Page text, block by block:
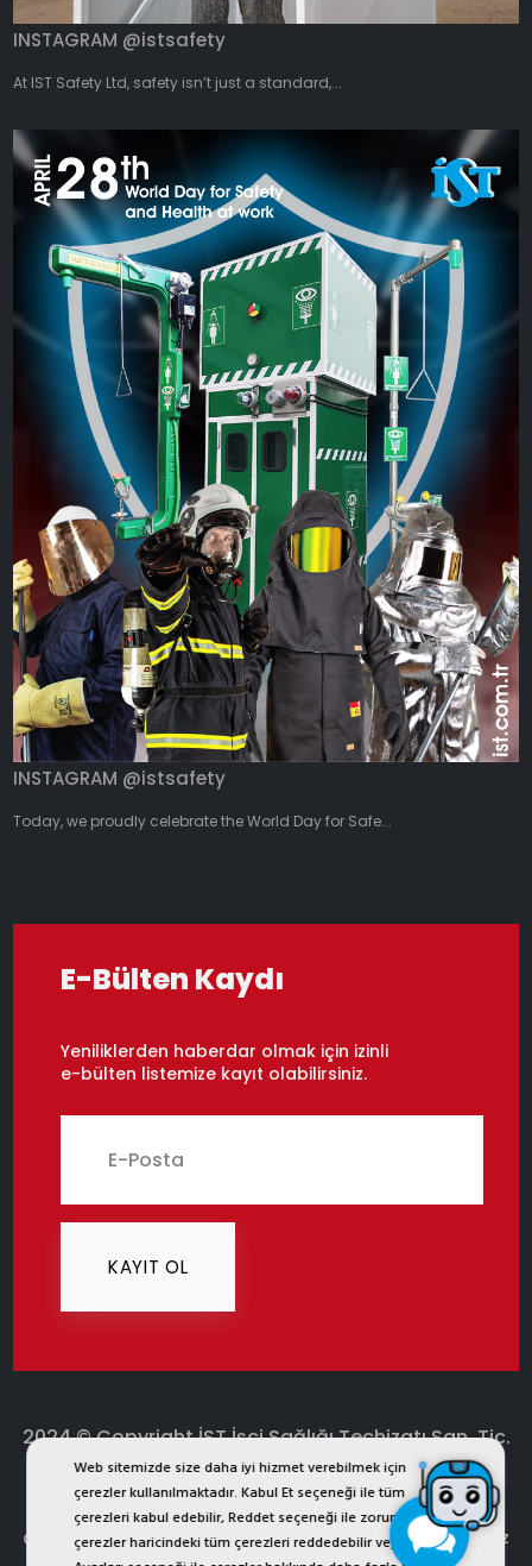
Web sitemizde size daha iyi hizmet verebilmek için
çerezler kullanılmaktadır. Kabul Et seçeneği ile tüm
çerezleri kabul edebilir, Reddet seçeneği ile zorunlu
çerezler haricindeki tüm çerezleri reddedebilir veya Çerez
INSTAGRAM @istsafety
At IST Safety Ltd, safety isn’t just a standard,...
INSTAGRAM @istsafety
Today, we proudly celebrate the World Day for Safe...
E-Bülten Kaydı
Yeniliklerden haberdar olmak için izinli
e-bülten listemize kayıt olabilirsiniz.
KAYIT OL
2024 © Copyright İST İşçi Sağlığı Teçhizatı San. Tic.
Ltd. Şti.
ist.com.tr internet sitesinde yer alan bütün görsel, yazı,
çizim, animasyon ve diğer materyaller tescilli olup, izinsiz